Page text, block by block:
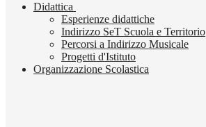
Didattica
Esperienze didattiche
Indirizzo SeT Scuola e Territorio
Percorsi a Indirizzo Musicale
Progetti d'Istituto
Organizzazione Scolastica